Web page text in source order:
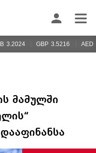
3.2024 GBP 3.5216 AED
მამულში